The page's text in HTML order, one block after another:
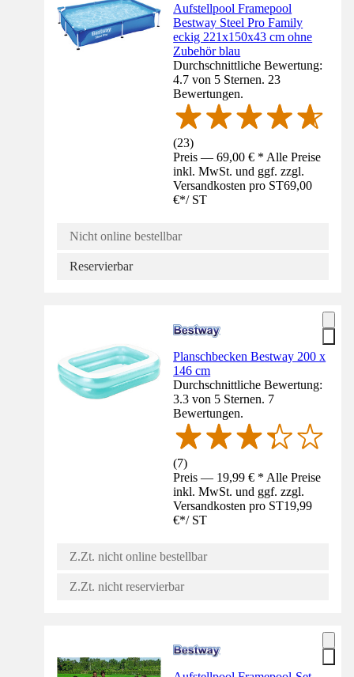
Aufstellpool Framepool
Bestway Steel Pro Family
eckig 221x150x43 cm ohne
Zubehör blau
Durchschnittliche Bewertung:
4.7 von 5 Sternen. 23
Bewertungen.
(23)
Preis — 69,00 € * Alle Preise
inkl. MwSt. und ggf. zzgl.
Versandkosten pro ST69,00
€*/ ST
Nicht online bestellbar
Reservierbar
Planschbecken Bestway 200 x
146 cm
Durchschnittliche Bewertung:
3.3 von 5 Sternen. 7
Bewertungen.
(7)
Preis — 19,99 € * Alle Preise
inkl. MwSt. und ggf. zzgl.
Versandkosten pro ST19,99
€*/ ST
Z.Zt. nicht online bestellbar
Z.Zt. nicht reservierbar